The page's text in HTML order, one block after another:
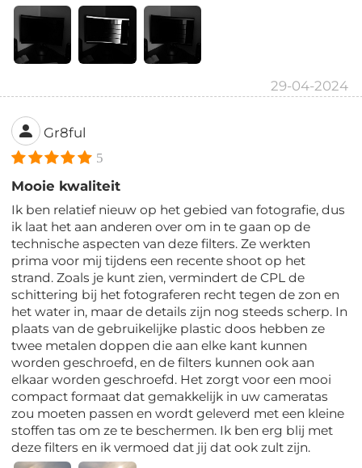
29-04-2024
Gr8ful
5
Mooie kwaliteit
Ik ben relatief nieuw op het gebied van fotografie, dus
ik laat het aan anderen over om in te gaan op de
technische aspecten van deze filters. Ze werkten
prima voor mij tijdens een recente shoot op het
strand. Zoals je kunt zien, vermindert de CPL de
schittering bij het fotograferen recht tegen de zon en
het water in, maar de details zijn nog steeds scherp. In
plaats van de gebruikelijke plastic doos hebben ze
twee metalen doppen die aan elke kant kunnen
worden geschroefd, en de filters kunnen ook aan
elkaar worden geschroefd. Het zorgt voor een mooi
compact formaat dat gemakkelijk in uw cameratas
zou moeten passen en wordt geleverd met een kleine
stoffen tas om ze te beschermen. Ik ben erg blij met
deze filters en ik vermoed dat jij dat ook zult zijn.